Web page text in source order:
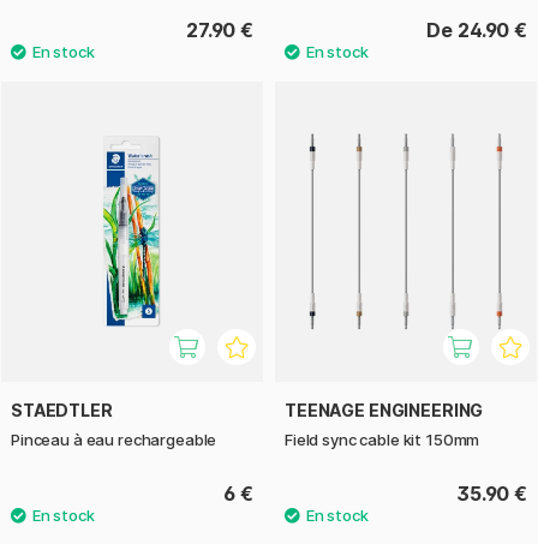
27.90 € De 24.90 €
STAEDTLER
Pinceau à eau rechargeable
6 €
TEENAGE ENGINEERING
Field sync cable kit 150mm
35.90 €